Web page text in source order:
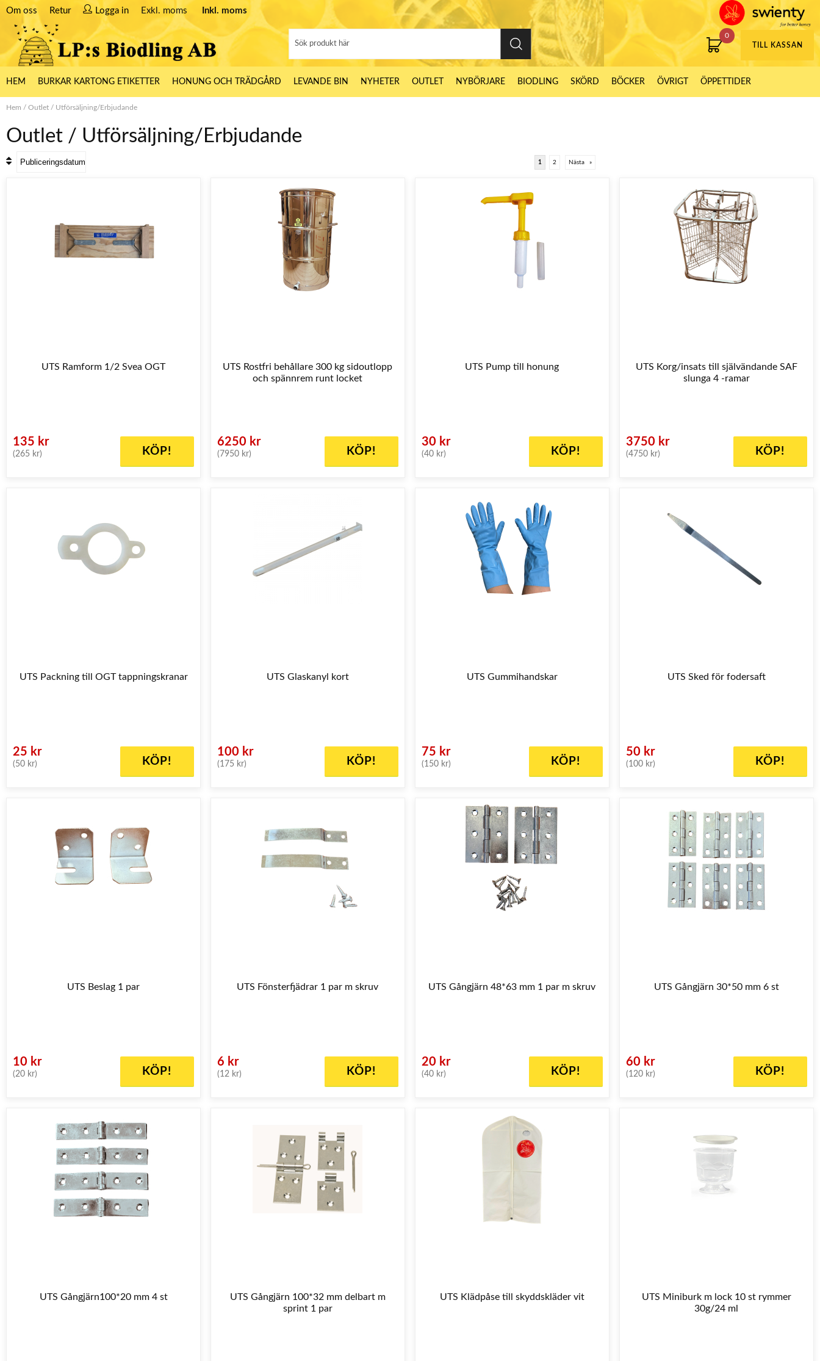
Om oss Retur Logga in Exkl. moms Inkl. moms
0
TILL KASSAN
HEM BURKAR KARTONG ETIKETTER HONUNG OCH TRÄDGÅRD LEVANDE BIN NYHETER OUTLET NYBÖRJARE BIODLING SKÖRD BÖCKER ÖVRIGT ÖPPETTIDER
Hem / Outlet / Utförsäljning/Erbjudande
Outlet / Utförsäljning/Erbjudande
1 2 Nästa »
UTS Ramform 1/2 Svea OGT
135 kr
(265 kr) KÖP!
UTS Rostfri behållare 300 kg sidoutlopp
och spännrem runt locket
6250 kr
(7950 kr) KÖP!
UTS Pump till honung
30 kr
(40 kr) KÖP!
UTS Korg/insats till självändande SAF
slunga 4 -ramar
3750 kr
(4750 kr) KÖP!
UTS Packning till OGT tappningskranar
25 kr
(50 kr) KÖP!
UTS Glaskanyl kort
100 kr
(175 kr) KÖP!
UTS Gummihandskar
75 kr
(150 kr) KÖP!
UTS Sked för fodersaft
50 kr
(100 kr) KÖP!
UTS Beslag 1 par
10 kr
(20 kr) KÖP!
UTS Fönsterfjädrar 1 par m skruv
6 kr
(12 kr) KÖP!
UTS Gångjärn 48*63 mm 1 par m skruv
20 kr
(40 kr) KÖP!
UTS Gångjärn 30*50 mm 6 st
60 kr
(120 kr) KÖP!
UTS Gångjärn100*20 mm 4 st
UTS Gångjärn 100*32 mm delbart m
sprint 1 par
UTS Klädpåse till skyddskläder vit
UTS Miniburk m lock 10 st rymmer
30g/24 ml